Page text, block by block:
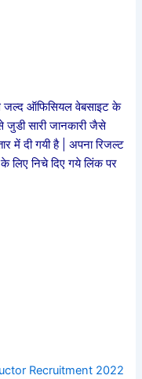
जल्द ऑफिसियल वेबसाइट के
सारी जानकारी जैसे
में दी गयी है | अपना रिजल्ट
निचे दिए गये लिंक पर
Recruitment 2022